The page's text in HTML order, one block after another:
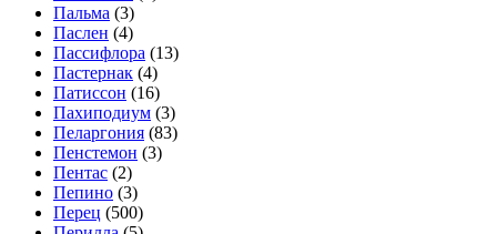
Пальма (3)
Паслен (4)
Пассифлора (13)
Пастернак (4)
Патиссон (16)
Пахиподиум (3)
Пеларгония (83)
Пенстемон (3)
Пентас (2)
Пепино (3)
Перец (500)